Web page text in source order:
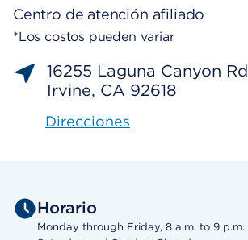
Centro de atención afiliado
*Los costos pueden variar
16255 Laguna Canyon Rd
Irvine, CA 92618
Direcciones
Horario
Monday through Friday, 8 a.m. to 9 p.m.